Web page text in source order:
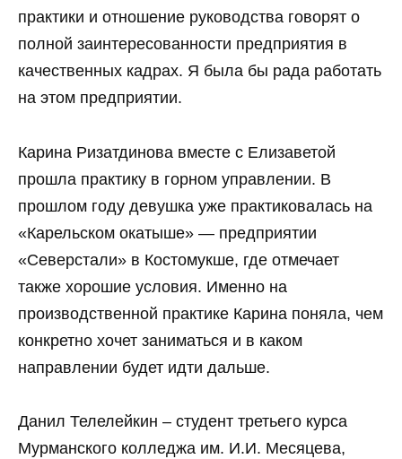
практики и отношение руководства говорят о
полной заинтересованности предприятия в
качественных кадрах. Я была бы рада работать
на этом предприятии.
Карина Ризатдинова вместе с Елизаветой
прошла практику в горном управлении. В
прошлом году девушка уже практиковалась на
«Карельском окатыше» — предприятии
«Северстали» в Костомукше, где отмечает
также хорошие условия. Именно на
производственной практике Карина поняла, чем
конкретно хочет заниматься и в каком
направлении будет идти дальше.
Данил Телелейкин – студент третьего курса
Мурманского колледжа им. И.И. Месяцева,